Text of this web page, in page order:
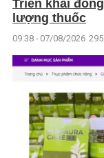
Triển khai
lượng thuốc
09:38 - 07/08/2026